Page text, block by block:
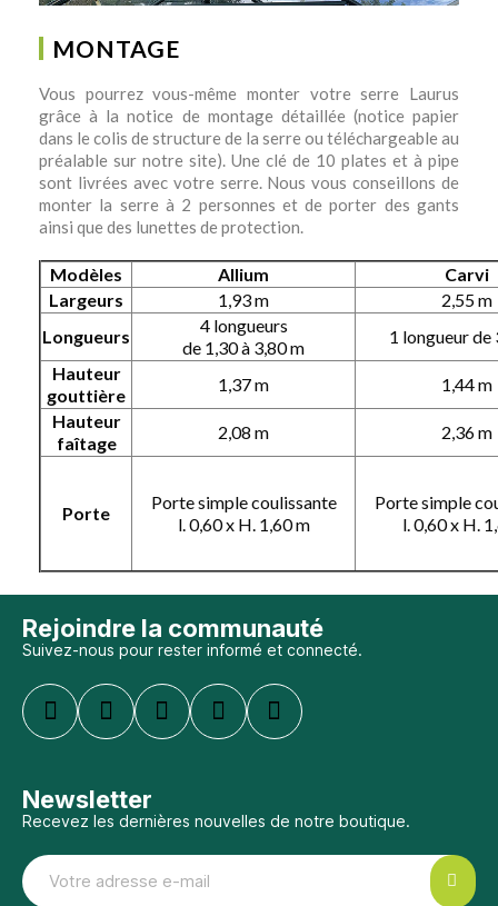
MONTAGE
Vous pourrez vous-même monter votre serre Laurus
grâce à la notice de montage détaillée (notice papier
dans le colis de structure de la serre ou téléchargeable au
préalable sur notre site). Une clé de 10 plates et à pipe
sont livrées avec votre serre. Nous vous conseillons de
monter la serre à 2 personnes et de porter des gants
ainsi que des lunettes de protection.
Modèles Allium
Carvi
Largeurs
1,93 m
2,55 m
Longueurs
4 longueurs
de 1,30 à 3,80 m
1 longueur de
Hauteur
gouttière
1,37 m
1,44 m
Hauteur
faîtage
2,08 m 2,36 m
Porte
Porte simple coulissante
l. 0,60 x H. 1,60 m
Porte simple
l. 0,60 x H.
Rejoindre la communauté
Suivez-nous pour rester informé et connecté.
Newsletter
Recevez les dernières nouvelles de notre boutique.